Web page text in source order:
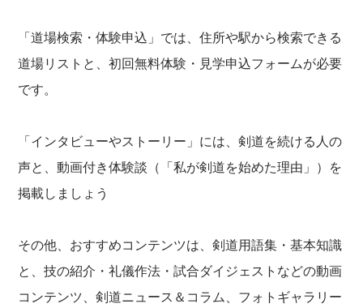
「道場検索・体験申込」では、住所や駅から検索できる
道場リストと、初回無料体験・見学申込フォームが必要
です。
「インタビューやストーリー」には、剣道を続ける人の
声と、動画付き体験談（「私が剣道を始めた理由」）を
掲載しましょう
その他、おすすめコンテンツは、剣道用語集・基本知識
と、技の紹介・礼儀作法・試合ダイジェストなどの動画
コンテンツ、剣道ニュース＆コラム、フォトギャラリー